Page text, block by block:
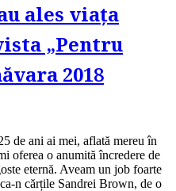
ales viața
„Pentru
2018
de ani ai mei, aflată mereu în
oferea o anumită încredere de
eternă. Aveam un job foarte
cărțile Sandrei Brown, de o